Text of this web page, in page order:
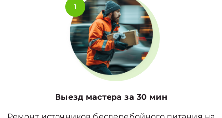
1
Выезд мастера за 30 мин